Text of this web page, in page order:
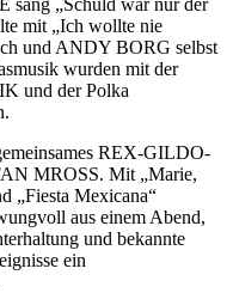
mit „Ich wollte nie
und ANDY BORG selbst
wurden mit der
und der Polka
REX-GILDO-
MROSS. Mit „Marie,
„Fiesta Mexicana“
aus einem Abend,
und bekannte
ein